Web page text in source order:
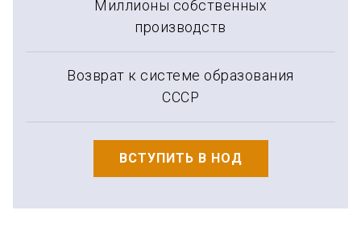
Миллионы собственных
производств
Возврат к системе образования
СССР
ВСТУПИТЬ В НОД